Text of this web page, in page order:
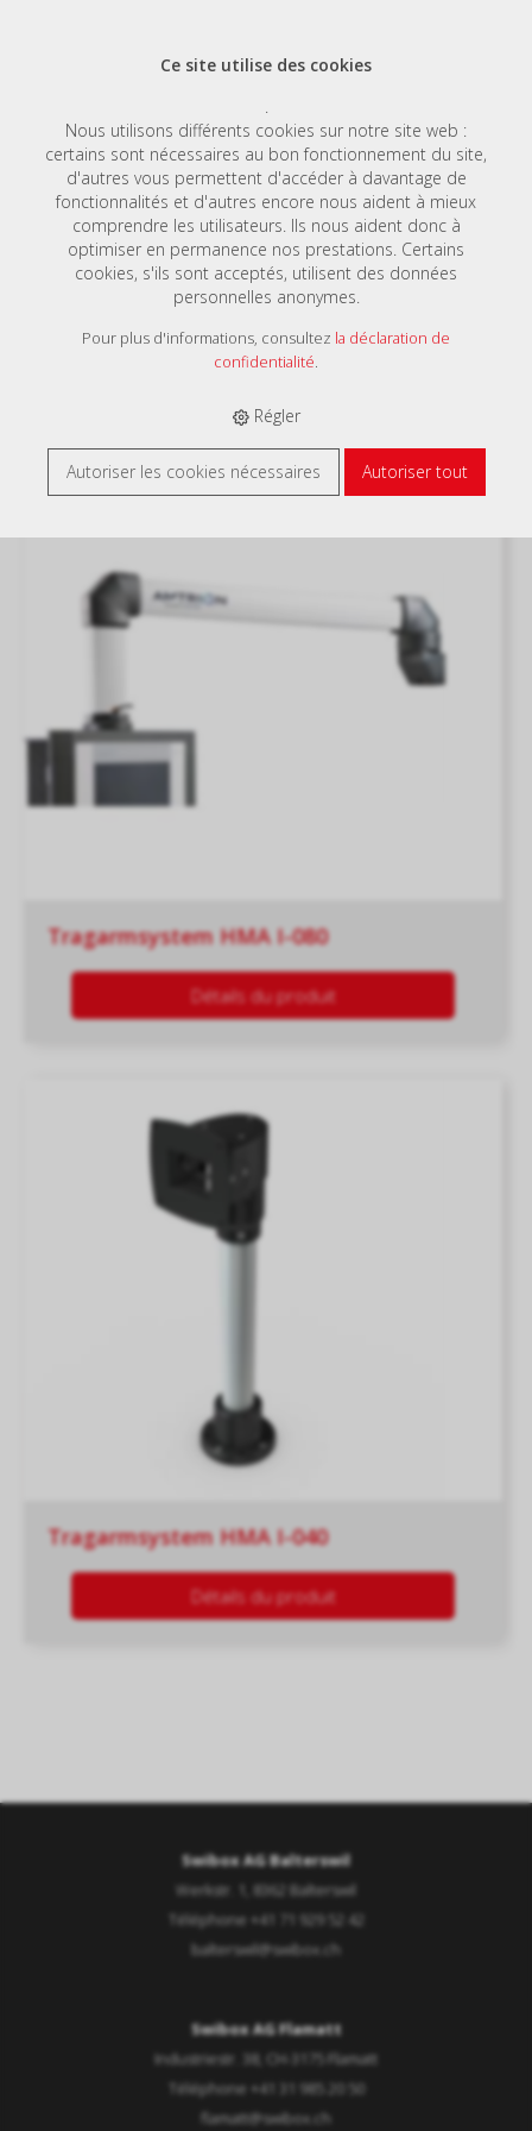
E-SHOP › TRAGARM- UND LIFTSYSTEME ›TRAGARMSYSTEME
Tragarmsysteme
Tragarmsystem HMA I-080
Détails du produit
Tragarmsystem HMA I-040
Détails du produit
Swibox AG Balterswil
Werkstr. 1, 8362 Balterswil
Téléphone +41 71 929 52 42
balterswil@swibox.ch
Swibox AG Flamatt
Industriestr. 38, CH-3175 Flamatt
Téléphone +41 31 985 20 50
flamatt@swibox.ch
Ce site utilise des cookies
.
Nous utilisons différents cookies sur notre site web :
certains sont nécessaires au bon fonctionnement du site,
d'autres vous permettent d'accéder à davantage de
fonctionnalités et d'autres encore nous aident à mieux
comprendre les utilisateurs. Ils nous aident donc à
optimiser en permanence nos prestations. Certains
cookies, s'ils sont acceptés, utilisent des données
personnelles anonymes.
Pour plus d'informations, consultez la déclaration de
confidentialité.
Régler
Autoriser les cookies nécessaires Autoriser tout